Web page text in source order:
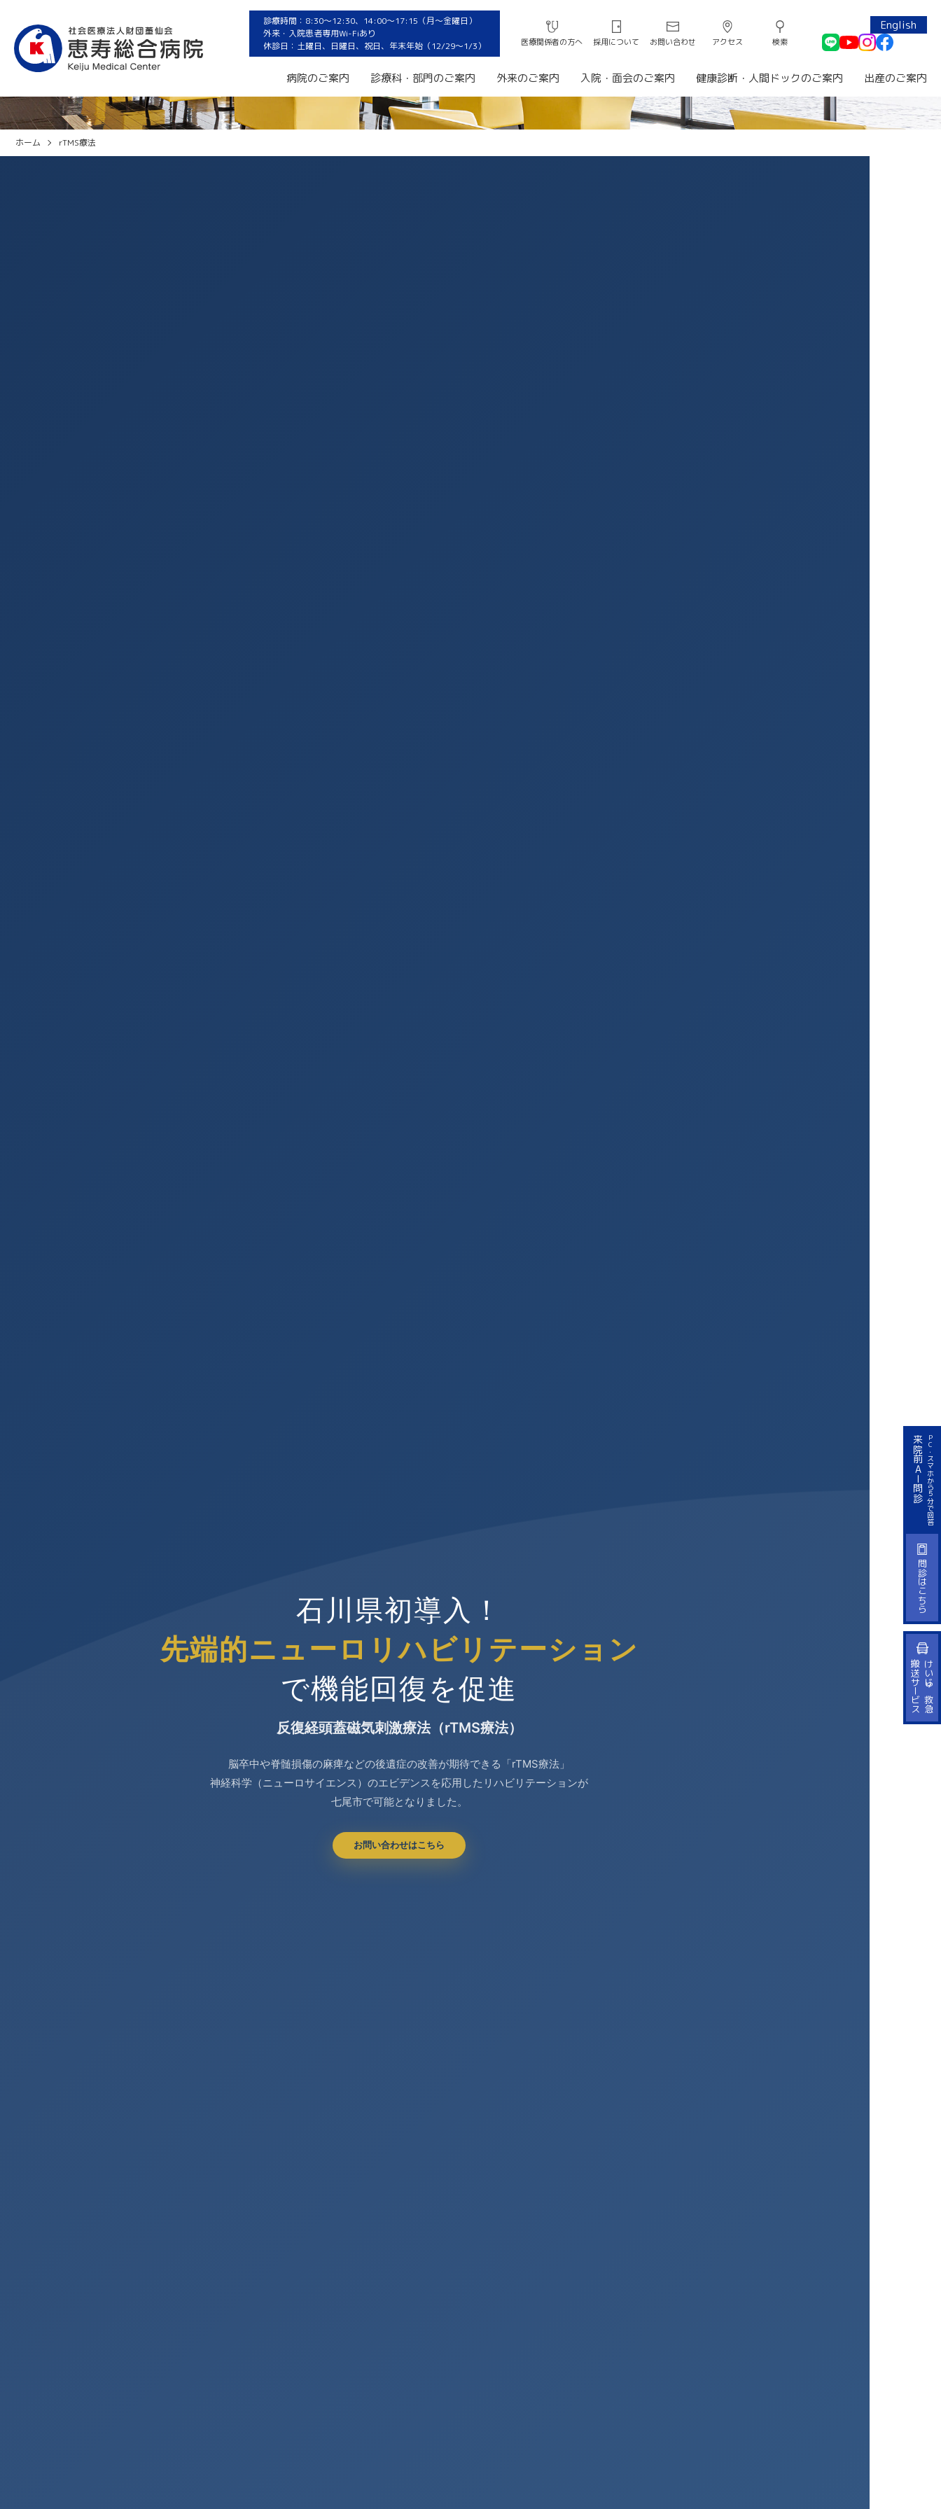
病院のご案内 診療科・部門のご案内 外来のご案内 入院・面会のご案内 健康診断・人間ドックのご案内 出産のご案内
English
医療関係者の方へ 採用について お問い合わせ アクセス 検索
診療時間：8:30〜12:30、14:00〜17:15（月〜金曜日）
外来・入院患者専用Wi-Fiあり
休診日：土曜日、日曜日、祝日、年末年始（12/29〜1/3）
PC・スマホから５分で回答
来院前AI問診
問診はこちら
け
い
じ
ゅ
救
急
搬
送
サ
ー
ビ
ス
rTMS療法
ホーム rTMS療法
石川県初導入！
先端的ニューロリハビリテーション
で機能回復を促進
反復経頭蓋磁気刺激療法（rTMS療法）
脳卒中や脊髄損傷の麻痺などの後遺症の改善が期待できる「rTMS療法」
神経科学（ニューロサイエンス）のエビデンスを応用したリハビリテーションが
七尾市で可能となりました。
お問い合わせはこちら